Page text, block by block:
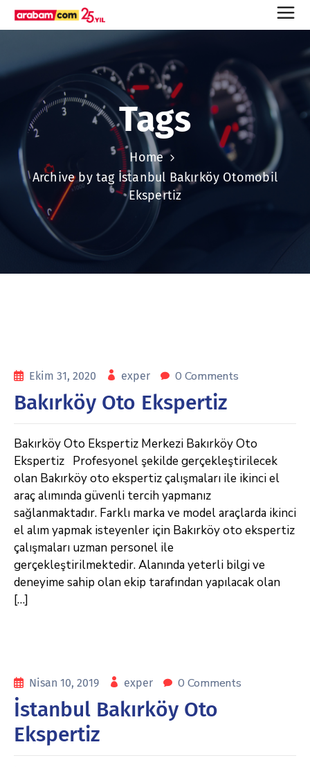
Tags
Home
Archive by tag İstanbul Bakırköy Otomobil
Ekspertiz
Ekim 31, 2020 exper 0 Comments
Bakırköy Oto Ekspertiz
Bakırköy Oto Ekspertiz Merkezi Bakırköy Oto
Ekspertiz Profesyonel şekilde gerçekleştirilecek
olan Bakırköy oto ekspertiz çalışmaları ile ikinci el
araç alımında güvenli tercih yapmanız
sağlanmaktadır. Farklı marka ve model araçlarda ikinci
el alım yapmak isteyenler için Bakırköy oto ekspertiz
çalışmaları uzman personel ile
gerçekleştirilmektedir. Alanında yeterli bilgi ve
deneyime sahip olan ekip tarafından yapılacak olan
[…]
Nisan 10, 2019 exper 0 Comments
İstanbul Bakırköy Oto
Ekspertiz